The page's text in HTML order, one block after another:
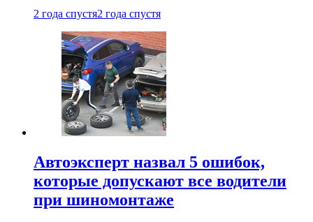
2 года спустя2 года спустя
Автоэксперт назвал 5 ошибок,
которые допускают все водители
при шиномонтаже